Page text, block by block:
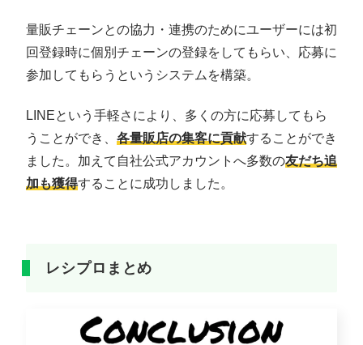
量販チェーンとの協力・連携のためにユーザーには初
回登録時に個別チェーンの登録をしてもらい、応募に
参加してもらうというシステムを構築。
LINEという手軽さにより、多くの方に応募してもら
うことができ、 各量販店の集客に貢献することができ
ました。加えて自社公式アカウントへ多数の友だち追
加も獲得することに成功しました。
レシプロまとめ